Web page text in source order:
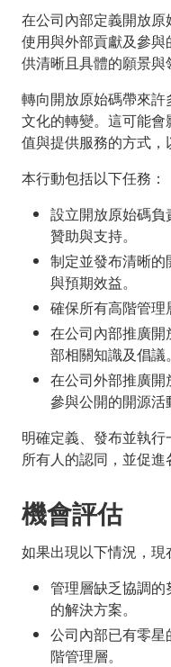
在公司內部定義開放
使用與外部貢獻及參
供清晰且具體的願景與
轉向開放原始碼帶來
文化的轉變。這可能
值與提供服務的方式，
本行動包括以下任務：
設立開放原始碼
贊助與支持。
制定並發布清晰
與預期效益。
確保所有高階管理
在公司內部推廣
部相關知識及倡議。
在公司外部推廣開
參與公開的開源活
明確定義、發布並執
所有人的認同，並促進
機會評估
如果出現以下情況，現
管理層缺乏協調
的解決方案。
公司內部已有零
階管理層。